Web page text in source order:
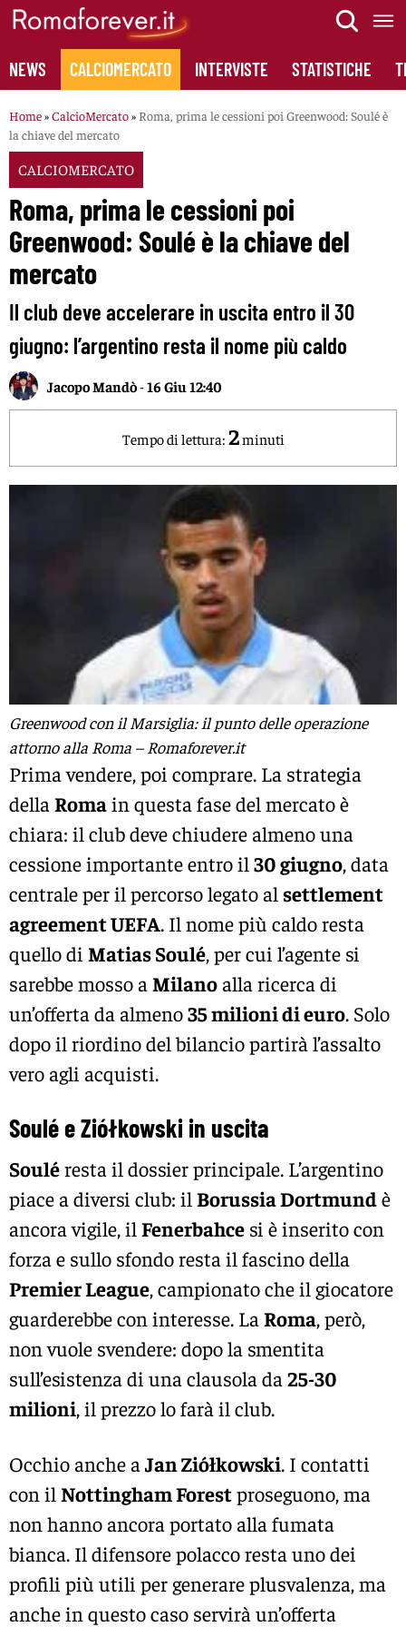
Skip
content
NEWS CALCIOMERCATO INTERVISTE STATISTICHE
Home»CalcioMercato» Roma, prima le cessioni poi Greenwood: Soulé è
la chiave del mercato
CALCIOMERCATO
Roma, prima le cessioni poi
Greenwood: Soulé è la chiave del
mercato
Il club deve accelerare in uscita entro il 30
giugno: l’argentino resta il nome più caldo
Jacopo Mandò-16 Giu 12:40
Tempo di lettura: 2minuti
Greenwood con il Marsiglia: il punto delle operazione
attorno alla Roma – Romaforever.it
Prima vendere, poi comprare. La strategia
della Romain questa fase del mercato è
chiara: il club deve chiudere almeno una
cessione importante entro il 30 giugno, data
centrale per il percorso legato al settlement
agreement UEFA. Il nome più caldo resta
quello di Matias Soulé, per cui l’agente si
sarebbe mosso a Milanoalla ricerca di
un’offerta da almeno35 milioni di euro. Solo
dopo il riordino del bilancio partirà l’assalto
vero agli acquisti.
Soulé e Ziółkowski in uscita
Souléresta il dossier principale. L’argentino
piace a diversi club: il Borussia Dortmundè
ancora vigile, il Fenerbahce si è inserito con
forza e sullo sfondo resta il fascino della
Premier League, campionato che il giocatore
guarderebbe con interesse. La Roma, però,
non vuole svendere: dopo la smentita
sull’esistenza di una clausola da 25-30
milioni, il prezzo lo farà il club.
Occhio anche a Jan Ziółkowski. I contatti
con il Nottingham Forestproseguono, ma
non hanno ancora portato alla fumata
bianca. Il difensore polacco resta uno dei
profili più utili per generare plusvalenza, ma
anche in questo caso servirà un’offerta